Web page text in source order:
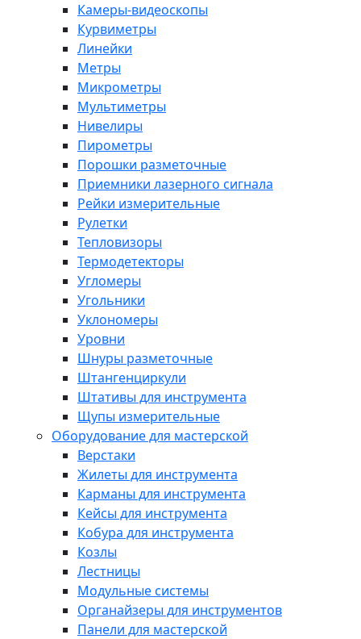
Камеры-видеоскопы
Курвиметры
Линейки
Метры
Микрометры
Мультиметры
Нивелиры
Пирометры
Порошки разметочные
Приемники лазерного сигнала
Рейки измерительные
Рулетки
Тепловизоры
Термодетекторы
Угломеры
Угольники
Уклономеры
Уровни
Шнуры разметочные
Штангенциркули
Штативы для инструмента
Щупы измерительные
Оборудование для мастерской
Верстаки
Жилеты для инструмента
Карманы для инструмента
Кейсы для инструмента
Кобура для инструмента
Козлы
Лестницы
Модульные системы
Органайзеры для инструментов
Панели для мастерской